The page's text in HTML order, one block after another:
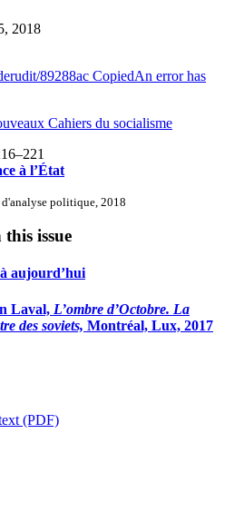
2018
89288ac CopiedAn error has
Cahiers du socialisme
à l’État
politique, 2018
issue
aujourd’hui
Laval, L’ombre d’Octobre. La
des soviets, Montréal, Lux, 2017
(PDF)